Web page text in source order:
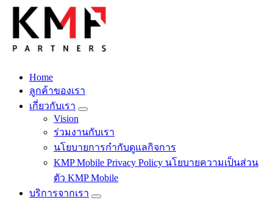
กับเรา เพราะโอกาสรอไม่ได้
Fintech สำหรับวงการรับเหมาก่อสร้าง สู่อนาคตที่ดีกว่าไปพร้อม
กับเรา เพราะโอกาสรอไม่ได้
Home
ลูกค้าของเรา
เกี่ยวกับเรา
Vision
ร่วมงานกับเรา
นโยบายการกำกับดูแลกิจการ
KMP Mobile Privacy Policy นโยบายความเป็นส่วน
ตัว KMP Mobile
บริการจากเรา